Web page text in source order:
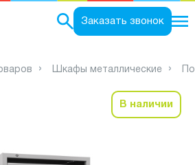
Заказать звонок
Шкафы металлические
В наличии